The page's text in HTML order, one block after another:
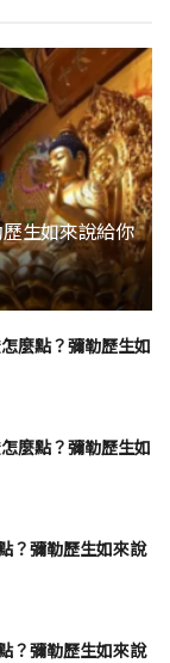
生如來說給你
麼點？彌勒歷生如
麼點？彌勒歷生如
？彌勒歷生如來說
？彌勒歷生如來說